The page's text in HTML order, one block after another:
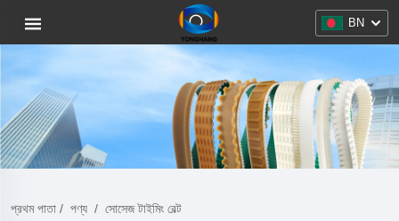
BN
প্রথম পাতা / পণ্য / সোসেজ টাইমিং বেল্ট